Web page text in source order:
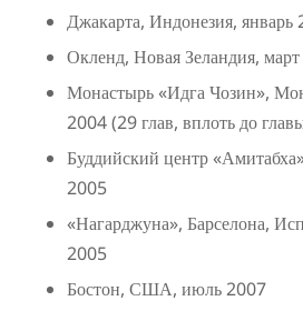
Джакарта, Индонезия, январь
Окленд, Новая Зеландия,
Монастырь «Идга Чозин»,
2004 (29 глав, вплоть до
Буддийский центр
2005
«Нагарджуна», Барселона,
2005
Бостон, США, июль 2007